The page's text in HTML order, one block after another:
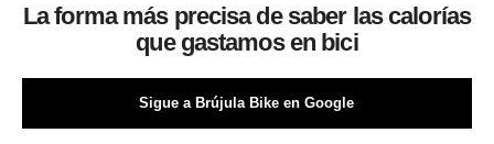
La forma más precisa de saber las calorías
que gastamos en bici
Sigue a Brújula Bike en Google